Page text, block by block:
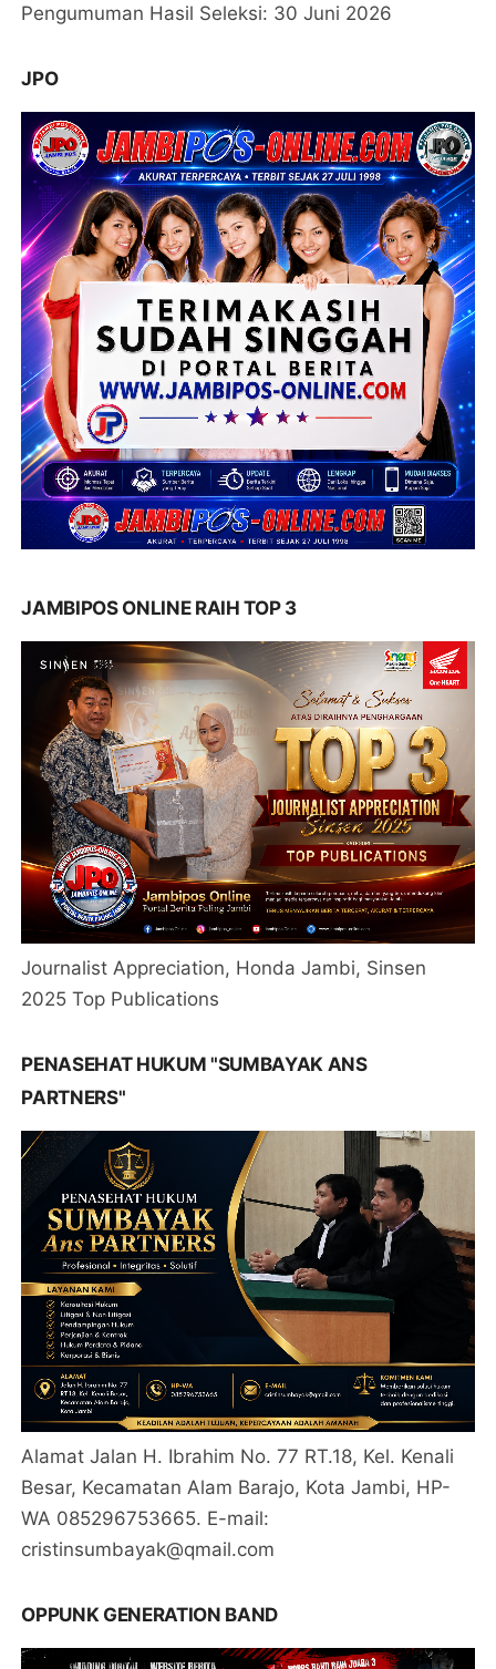
Pengumuman Hasil Seleksi: 30 Juni 2026
JPO
JAMBIPOS ONLINE RAIH TOP 3
Journalist Appreciation, Honda Jambi, Sinsen
2025 Top Publications
PENASEHAT HUKUM "SUMBAYAK ANS
PARTNERS"
Alamat Jalan H. Ibrahim No. 77 RT.18, Kel. Kenali
Besar, Kecamatan Alam Barajo, Kota Jambi, HP-
WA 085296753665. E-mail:
cristinsumbayak@qmail.com
OPPUNK GENERATION BAND